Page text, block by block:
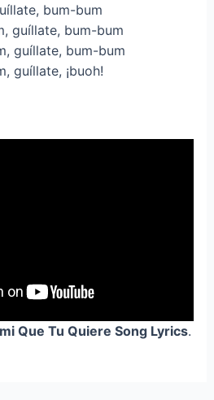
bum-bum
guíllate, bum-bum
guíllate, bum-bum
guíllate, ¡buoh!
Que Tu Quiere Song Lyrics.